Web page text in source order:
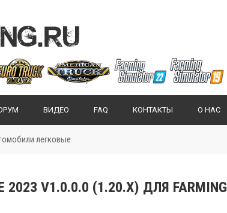
ВИДЕО FAQ КОНТАКТЫ О НАС
легковые
2023 V1.0.0.0 (1.20.X) ДЛЯ FARMING